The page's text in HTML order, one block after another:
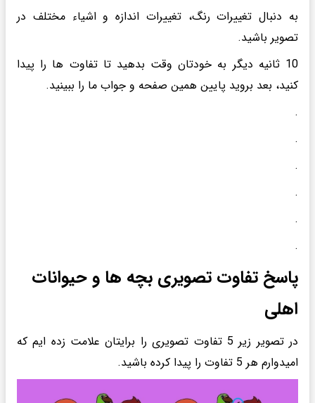
به دنبال تغییرات رنگ، تغییرات اندازه و اشیاء مختلف در
تصویر باشید.
10 ثانیه دیگر به خودتان وقت بدهید تا تفاوت ها را پیدا
کنید، بعد بروید پایین همین صفحه و جواب ما را ببینید.
.
.
.
.
.
.
پاسخ تفاوت تصویری بچه ها و حیوانات
اهلی
در تصویر زیر 5 تفاوت تصویری را برایتان علامت زده ایم که
امیدوارم هر 5 تفاوت را پیدا کرده باشید.